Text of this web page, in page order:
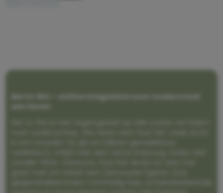
Me to We – online magazine voor ouders met